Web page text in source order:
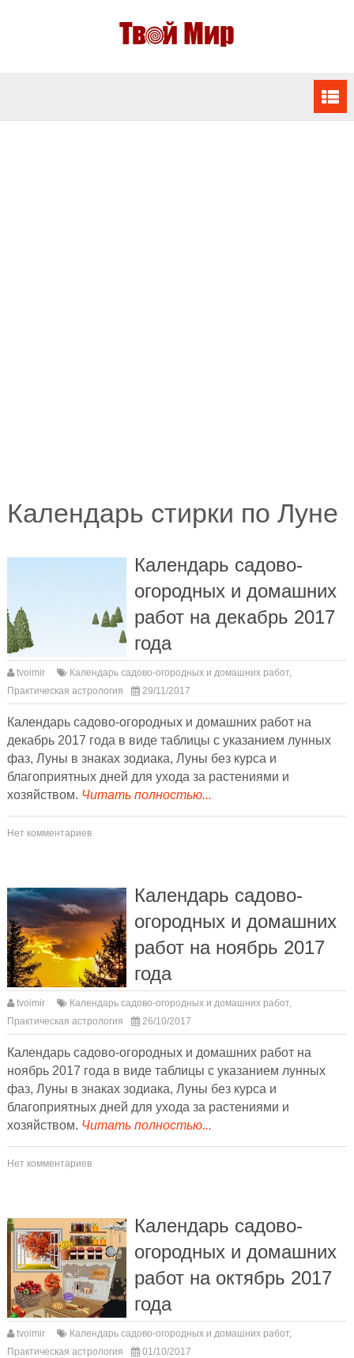
Календарь стирки по Луне
Календарь садово-
огородных и домашних
работ на декабрь 2017
года
tvoimir Календарь садово-огородных и домашних работ,
Практическая астрология
29/11/2017
Календарь садово-огородных и домашних работ на
декабрь 2017 года в виде таблицы с указанием лунных
фаз, Луны в знаках зодиака, Луны без курса и
благоприятных дней для ухода за растениями и
хозяйством. Читать полностью...
Нет комментариев
Календарь садово-
огородных и домашних
работ на ноябрь 2017
года
tvoimir Календарь садово-огородных и домашних работ,
Практическая астрология
26/10/2017
Календарь садово-огородных и домашних работ на
ноябрь 2017 года в виде таблицы с указанием лунных
фаз, Луны в знаках зодиака, Луны без курса и
благоприятных дней для ухода за растениями и
хозяйством. Читать полностью...
Нет комментариев
Календарь садово-
огородных и домашних
работ на октябрь 2017
года
tvoimir Календарь садово-огородных и домашних работ,
Практическая астрология
01/10/2017